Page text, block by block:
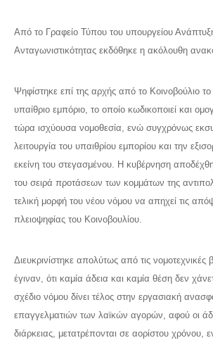
Από το Γραφείο Τύπου του υπουργείου
Ανταγωνιστικότητας εκδόθηκε η ακόλουθη
Ψηφίστηκε επί της αρχής από το Κοινοβούλιο το
υπαίθριο εμπόριο, το οποίο κωδικοποιεί και
τώρα ισχύουσα νομοθεσία, ενώ συγχρόνως
λειτουργία του υπαιθρίου εμπορίου και την
εκείνη του στεγασμένου. Η κυβέρνηση
του σειρά προτάσεων των κομμάτων της
τελική μορφή του νέου νόμου να απηχεί τις
πλειοψηφίας του Κοινοβουλίου.
Διευκρινίστηκε απολύτως από τις νομοτεχνικές
έγιναν, ότι καμία άδεια και καμία θέση δεν
σχέδιο νόμου δίνει τέλος στην εργασιακή
επαγγελματιών των λαϊκών αγορών, αφού οι
διάρκειας, μετατρέπονται σε αορίστου χρόνου,